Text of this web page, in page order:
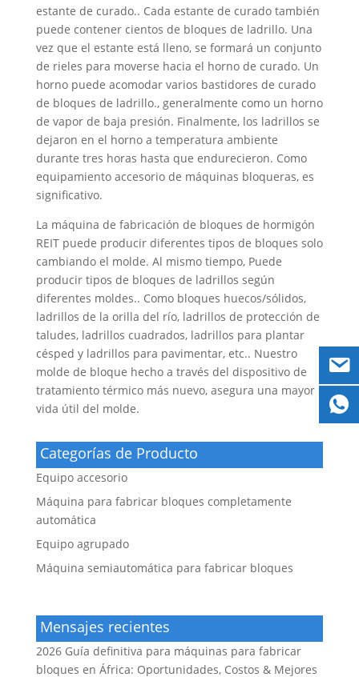
estante de curado.. Cada estante de curado también
puede contener cientos de bloques de ladrillo. Una
vez que el estante está lleno, se formará un conjunto
de rieles para moverse hacia el horno de curado. Un
horno puede acomodar varios bastidores de curado
de bloques de ladrillo., generalmente como un horno
de vapor de baja presión. Finalmente, los ladrillos se
dejaron en el horno a temperatura ambiente
durante tres horas hasta que endurecieron. Como
equipamiento accesorio de máquinas bloqueras, es
significativo.
La máquina de fabricación de bloques de hormigón
REIT puede producir diferentes tipos de bloques solo
cambiando el molde. Al mismo tiempo, Puede
producir tipos de bloques de ladrillos según
diferentes moldes.. Como bloques huecos/sólidos,
ladrillos de la orilla del río, ladrillos de protección de
taludes, ladrillos cuadrados, ladrillos para plantar
césped y ladrillos para pavimentar, etc.. Nuestro
molde de bloque hecho a través del dispositivo de
tratamiento térmico más nuevo, asegura una mayor
vida útil del molde.
Categorías de Producto
Equipo accesorio
Máquina para fabricar bloques completamente
automática
Equipo agrupado
Máquina semiautomática para fabricar bloques
Mensajes recientes
2026 Guía definitiva para máquinas para fabricar
bloques en África: Oportunidades, Costos & Mejores